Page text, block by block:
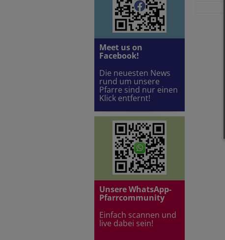
Meet us on
Facebook!
Die neuesten News
rund um unsere
Pfarre sind nur einen
Klick entfernt!
Unsere WhatsApp-
Pfarrcommunity
Einfach scannen und
live dabei sein!